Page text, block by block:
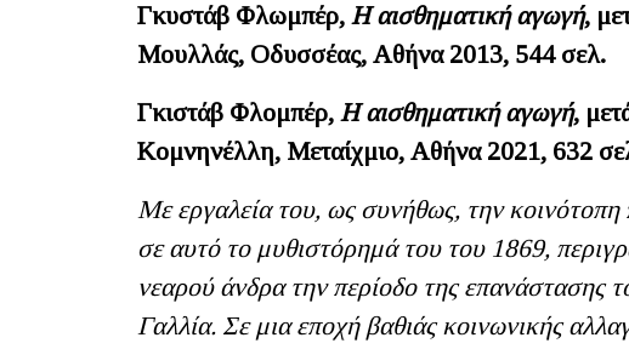
Γκυστάβ Φλωμπέρ, Η αισθηματική αγωγή,
Μουλλάς, Οδυσσέας, Αθήνα 2013, 544 σελ.
Γκιστάβ Φλομπέρ, Η αισθηματική αγωγή,
Κομνηνέλλη, Μεταίχμιο, Αθήνα 2021, 632
Με εργαλεία του, ως συνήθως, την
σε αυτό το μυθιστόρημά του του 1869,
νεαρού άνδρα την περίοδο της επανάστασης
Γαλλία. Σε μια εποχή βαθιάς κοινωνικής